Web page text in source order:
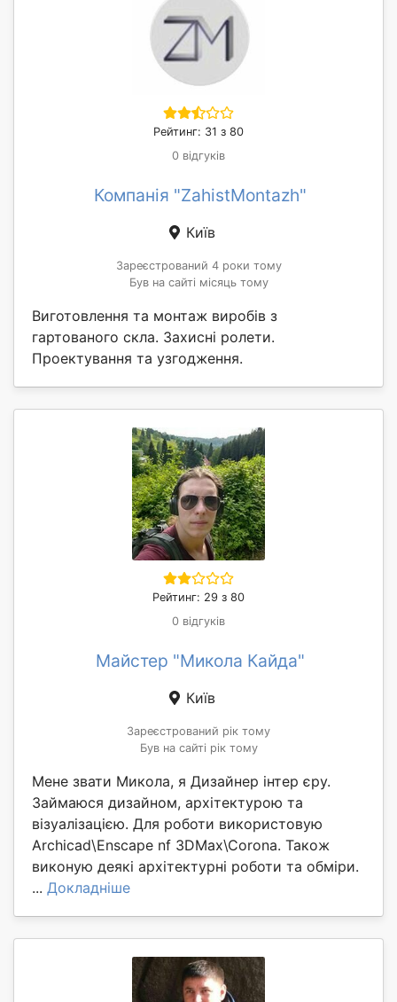
Рейтинг: 31 з 80
0 відгуків
Компанія "ZahistMontazh"
Київ
Зареєстрований 4 роки тому
Був на сайті місяць тому
Виготовлення та монтаж виробів з
гартованого скла. Захисні ролети.
Проектування та узгодження.
Рейтинг: 29 з 80
0 відгуків
Майстер "Микола Кайда"
Київ
Зареєстрований рік тому
Був на сайті рік тому
Мене звати Микола, я Дизайнер інтер єру.
Займаюся дизайном, архітектурою та
візуалізацією. Для роботи використовую
Archicad\Enscape nf 3DMax\Corona. Також
виконую деякі архітектурні роботи та обміри.
... Докладніше